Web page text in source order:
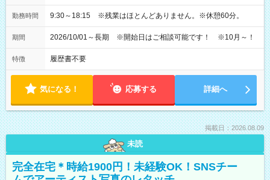
勤務時間 9:30～18:15 ※残業はほとんどありません。※休憩60分。
期間 2026/10/01～長期 ※開始日はご相談可能です！ ※10月～！
特徴 履歴書不要
気になる！ 応募する 詳細へ
掲載日：2026.08.09
未読
完全在宅＊時給1900円！未経験OK！SNSチー